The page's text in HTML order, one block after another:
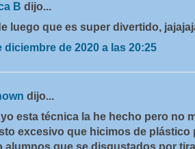
B dijo...
luego que es super divertido,
diciembre de 2020 a las 20:25
dijo...
yo esta técnica la he hecho pero no
excesivo que hicimos de plástico